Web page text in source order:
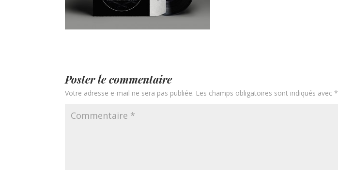
Poster le commentaire
Votre adresse e-mail ne sera pas publiée. Les champs obligatoires sont indiqués avec*